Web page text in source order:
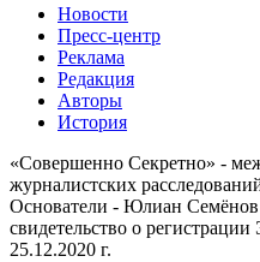
Новости
Пресс-центр
Реклама
Редакция
Авторы
История
«Совершенно Секретно» -
журналистских
Основатели - Юлиан
свидетельство о
25.12.2020 г.